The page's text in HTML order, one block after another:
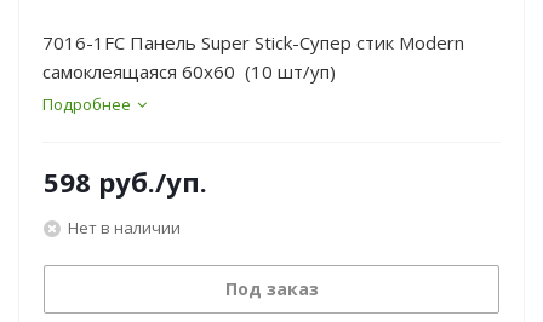
7016-1FC Панель Super Stick-Супер стик Modern
самоклеящаяся 60х60 (10 шт/уп)
Подробнее
598 руб./уп.
Нет в наличии
Под заказ